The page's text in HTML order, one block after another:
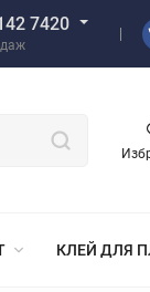
7420
КЛЕЙ ДЛЯ